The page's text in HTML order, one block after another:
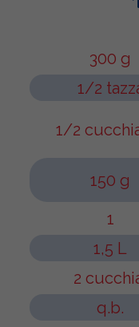
300 g
1/2
1/2
150 g
1
1,5 L
2
q.b.